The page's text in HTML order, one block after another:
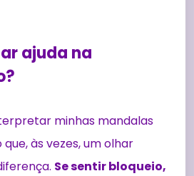
ajuda na
minhas mandalas
às vezes, um olhar
Se sentir bloqueio,